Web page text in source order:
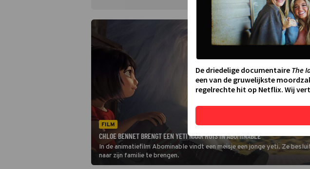
FILM
CHLOE BENNET BRENGT EEN YETI NAAR HUIS IN ABOMINABLE
In de animatiefilm Abominable vindt een meisje een jonge yeti. Ze
naar zijn familie te brengen.
De driedelige documentaire The
een van de gruwelijkste
regelrechte hit op Netflix. Wij